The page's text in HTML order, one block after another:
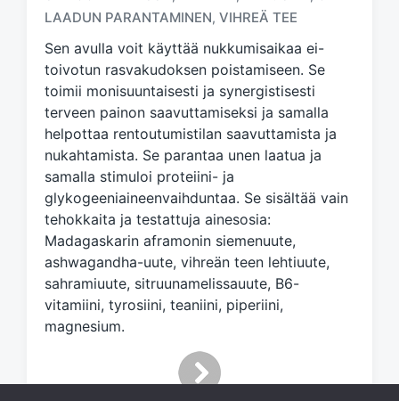
e
d
w
t
h
LAADUN PARANTAMINEN, VIHREÄ TEE
Sen avulla voit käyttää nukkumisaikaa ei-
toivotun rasvakudoksen poistamiseen. Se
toimii monisuuntaisesti ja synergistisesti
terveen painon saavuttamiseksi ja samalla
helpottaa rentoutumistilan saavuttamista ja
nukahtamista. Se parantaa unen laatua ja
samalla stimuloi proteiini- ja
glykogeeniaineenvaihduntaa. Se sisältää vain
tehokkaita ja testattuja ainesosia:
Madagaskarin aframonin siemenuute,
ashwagandha-uute, vihreän teen lehtiuute,
sahramiuute, sitruunamelissauute, B6-
vitamiini, tyrosiini, teaniini, piperiini,
magnesium.